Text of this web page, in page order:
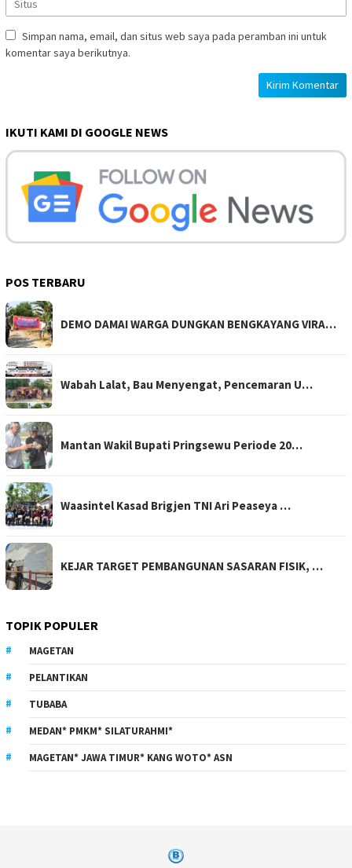
Simpan nama, email, dan situs web saya pada peramban ini untuk
komentar saya berikutnya.
IKUTI KAMI DI GOOGLE NEWS
POS TERBARU
DEMO DAMAI WARGA DUNGKAN BENGKAYANG VIRA…
Wabah Lalat, Bau Menyengat, Pencemaran U…
Mantan Wakil Bupati Pringsewu Periode 20…
Waasintel Kasad Brigjen TNI Ari Peaseya …
KEJAR TARGET PEMBANGUNAN SASARAN FISIK, …
TOPIK POPULER
MAGETAN
PELANTIKAN
TUBABA
MEDAN* PMKM* SILATURAHMI*
MAGETAN* JAWA TIMUR* KANG WOTO* ASN